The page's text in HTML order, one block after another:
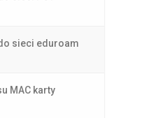
sieci eduroam
MAC karty